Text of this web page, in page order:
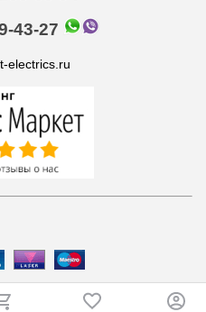
43-27
electrics.ru